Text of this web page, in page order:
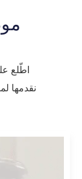
اطّلع
نقدمها